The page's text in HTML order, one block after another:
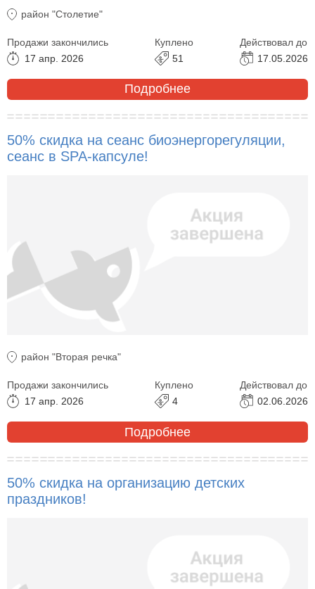
район "Столетие"
Продажи закончились
17 апр. 2026
Куплено
51
Действовал до
17.05.2026
Подробнее
50% скидка на сеанс биоэнергорегуляции,
сеанс в SPA-капсуле!
район "Вторая речка"
Продажи закончились
17 апр. 2026
Куплено
4
Действовал до
02.06.2026
Подробнее
50% скидка на организацию детских
праздников!